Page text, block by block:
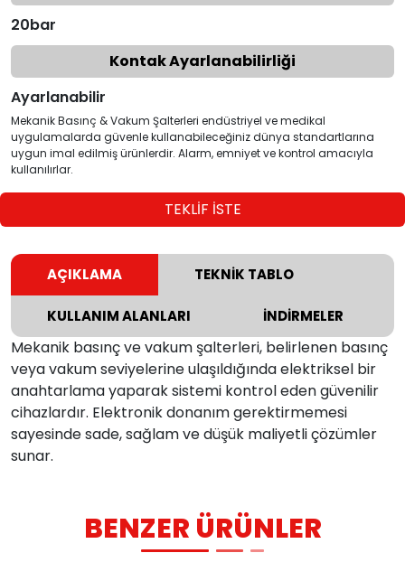
20bar
Kontak Ayarlanabilirliği
Ayarlanabilir
Mekanik Basınç & Vakum Şalterleri endüstriyel ve medikal
uygulamalarda güvenle kullanabileceğiniz dünya standartlarına
uygun imal edilmiş ürünlerdir. Alarm, emniyet ve kontrol amacıyla
kullanılırlar.
TEKLİF İSTE
AÇIKLAMA TEKNİK TABLO
KULLANIM ALANLARI İNDİRMELER
Mekanik basınç ve vakum şalterleri, belirlenen basınç
veya vakum seviyelerine ulaşıldığında elektriksel bir
anahtarlama yaparak sistemi kontrol eden güvenilir
cihazlardır. Elektronik donanım gerektirmemesi
sayesinde sade, sağlam ve düşük maliyetli çözümler
sunar.
BENZER ÜRÜNLER